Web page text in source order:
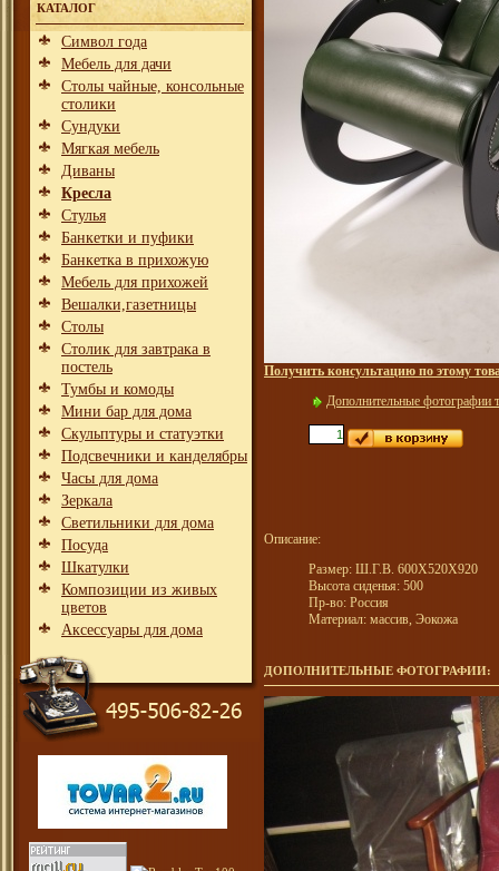
КАТАЛОГ
Символ года
Мебель для дачи
Столы чайные, консольные
столики
Сундуки
Мягкая мебель
Диваны
Кресла
Стулья
Банкетки и пуфики
Банкетка в прихожую
Мебель для прихожей
Вешалки,газетницы
Столы
Столик для завтрака в
постель
Тумбы и комоды
Мини бар для дома
Скульптуры и статуэтки
Подсвечники и канделябры
Часы для дома
Зеркала
Светильники для дома
Посуда
Шкатулки
Композиции из живых
цветов
Аксессуары для дома
Получить консультацию по этому
Дополнительные фотографии
Описание:
Размер: Ш.Г.В. 600Х520Х920
Высота сиденья: 500
Пр-во: Россия
Материал: массив, Эокожа
ДОПОЛНИТЕЛЬНЫЕ ФОТОГРАФИИ: